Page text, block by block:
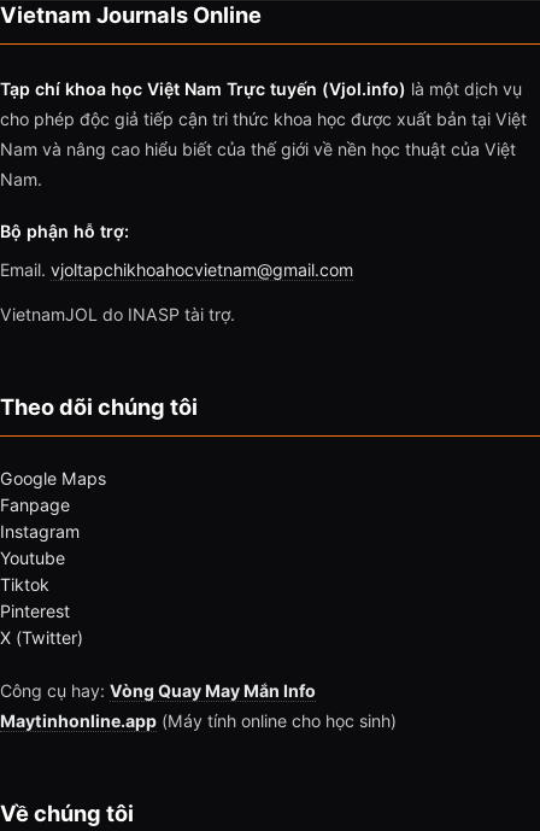
Vietnam Journals Online
Tạp chí khoa học Việt Nam Trực tuyến (Vjol.info) là một dịch vụ
cho phép độc giả tiếp cận tri thức khoa học được xuất bản tại Việt
Nam và nâng cao hiểu biết của thế giới về nền học thuật của Việt
Nam.
Bộ phận hỗ trợ:
Email. vjoltapchikhoahocvietnam@gmail.com
VietnamJOL do INASP tài trợ.
Theo dõi chúng tôi
Google Maps
Fanpage
Instagram
Youtube
Tiktok
Pinterest
X (Twitter)
Công cụ hay: Vòng Quay May Mắn Info
Maytinhonline.app (Máy tính online cho học sinh)
Về chúng tôi